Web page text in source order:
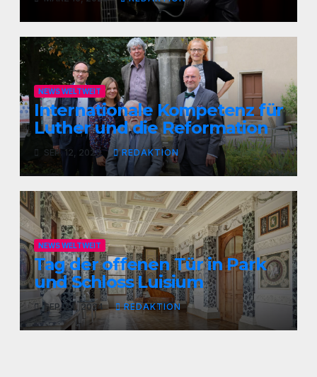
NEWS WELTWEIT
Internationale Kompetenz für
Luther und die Reformation
SEP. 12, 2025 REDAKTION
NEWS WELTWEIT
Tag der offenen Tür in Park
und Schloss Luisium
SEP. 24, 2024 REDAKTION